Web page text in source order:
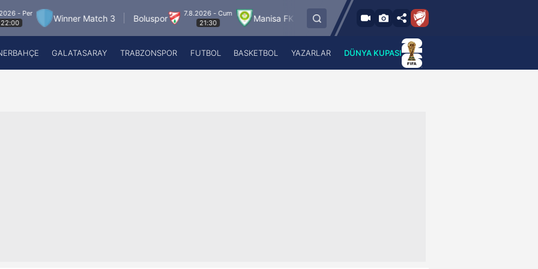
Winner Match 3 Boluspor
7.8.2026 - Cum
21:30
Manisa FK Bandırmaspor
8.8.2026 - Cum
17:00
İstanbulspor
A Haber Radyo
GALATASARAY TRABZONSPOR FUTBOL BASKETBOL YAZARLAR DÜNYA KUPASI